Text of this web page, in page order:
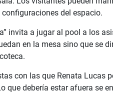
del espacio.
invita a jugar al pool a los
en la mesa sino que se
con las que Renata Lucas
que debería estar afuera se